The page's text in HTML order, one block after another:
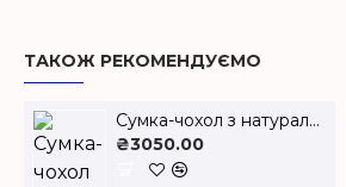
ТАКОЖ РЕКОМЕНДУЄМО
Сумка-чохол з натуральної шкіри для ноутбука 13–17 дюймів LC-18
₴3050.00